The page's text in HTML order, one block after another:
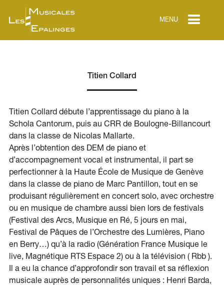
MENU
Titien Collard
Titien Collard débute l’apprentissage du piano à la
Schola Cantorum, puis au CRR de Boulogne-Billancourt
dans la classe de Nicolas Mallarte.
Après l’obtention des DEM de piano et
d’accompagnement vocal et instrumental, il part se
perfectionner à la Haute École de Musique de Genève
dans la classe de piano de Marc Pantillon, tout en se
produisant régulièrement en concert solo, avec orchestre
ou en musique de chambre aussi bien lors de festivals
(Festival des Arcs, Musique en Ré, 5 jours en mai,
Festival de Pâques de l’Orchestre des Lumières, Piano
en Berry…) qu’à la radio (Génération France Musique le
live, Magnétique RTS Espace 2) ou à la télévision ( Rbb ).
Il a eu la chance d’approfondir son travail et sa réflexion
musicale auprès de personnalités uniques : Henri Barda,